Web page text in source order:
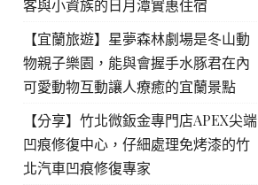
客與小資族的日月潭實惠住宿
【宜蘭旅遊】星夢森林劇場是冬山動
物親子樂園，能與會握手水豚君在內
可愛動物互動讓人療癒的宜蘭景點
【分享】竹北微鈑金專門店APEX尖端
凹痕修復中心，仔細處理免烤漆的竹
北汽車凹痕修復專家